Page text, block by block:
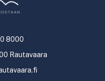
8000
Rautavaara